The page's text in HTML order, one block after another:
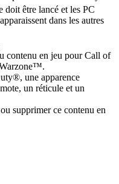
doit être lancé et les PC
dans les autres
contenu en jeu pour Call of
une apparence
un réticule et un
supprimer ce contenu en